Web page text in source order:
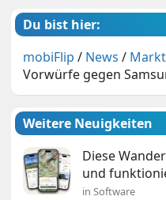
Du bist hier:
mobiFlip / News /
Vorwürfe gegen
Weitere Neuigkeiten
Diese
und
in Software